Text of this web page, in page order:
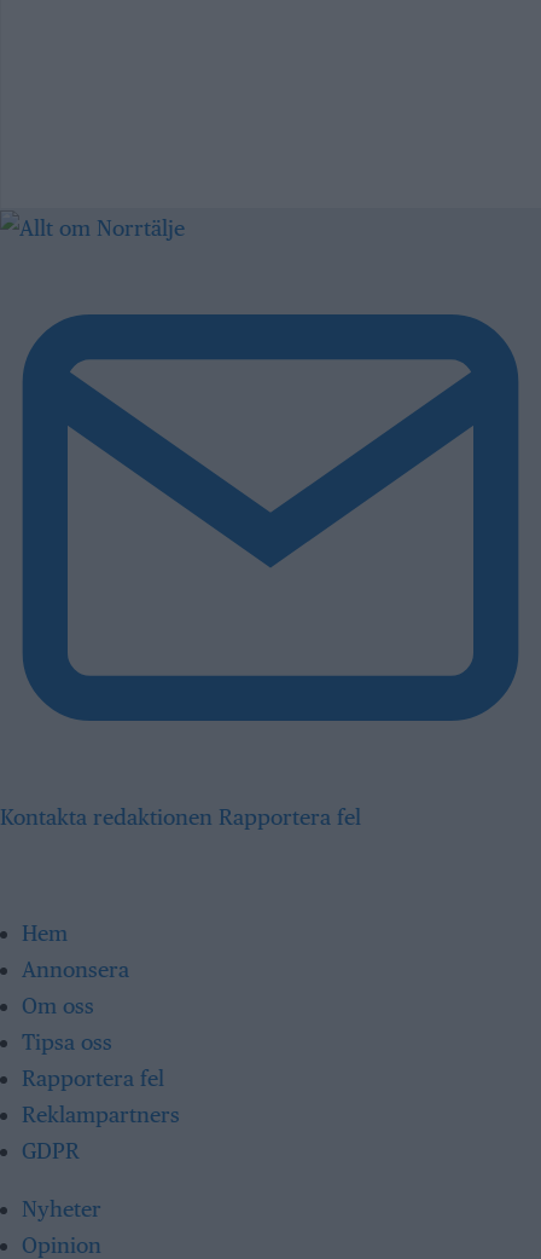
Kontakta redaktionen Rapportera fel
Hem
Annonsera
Om oss
Tipsa oss
Rapportera fel
Reklampartners
GDPR
Nyheter
Opinion